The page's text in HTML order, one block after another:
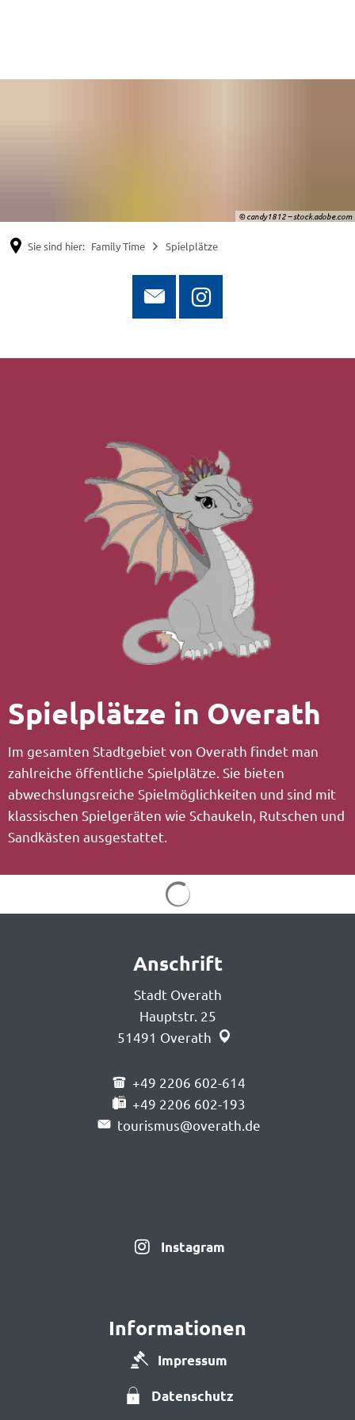
© candy1812 – stock.adobe.com
Sie sind hier: Family Time Spielplätze
Spielplätze in Overath
Im gesamten Stadtgebiet von Overath findet man
zahlreiche öffentliche Spielplätze. Sie bieten
abwechslungsreiche Spielmöglichkeiten und sind mit
klassischen Spielgeräten wie Schaukeln, Rutschen und
Sandkästen ausgestattet.
Anschrift
Stadt Overath
Hauptstr. 25
51491 Overath
+49 2206 602-614
+49 2206 602-193
tourismus@overath.de
Instagram
Informationen
Impressum
Datenschutz